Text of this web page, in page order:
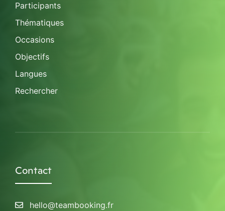
Participants
Thématiques
Occasions
Objectifs
Langues
Rechercher
Contact
hello@teambooking.fr